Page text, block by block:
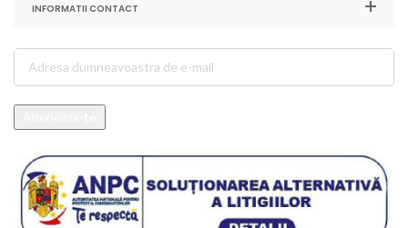
INFORMATII CONTACT